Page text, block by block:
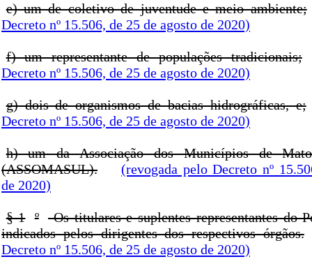
e) um de coletivo de juventude e meio ambiente;
Decreto nº 15.506, de 25 de agosto de 2020)
f) um representante de populações tradicionais;
Decreto nº 15.506, de 25 de agosto de 2020)
g) dois de organismos de bacias hidrográficas, e;
Decreto nº 15.506, de 25 de agosto de 2020)
h) um da Associação dos Municípios de
(ASSOMASUL).
(revogada pelo Decreto nº
de 2020)
§ 1 º
Os titulares e suplentes representantes do
indicados pelos dirigentes dos respectivos órgãos.
Decreto nº 15.506, de 25 de agosto de 2020)